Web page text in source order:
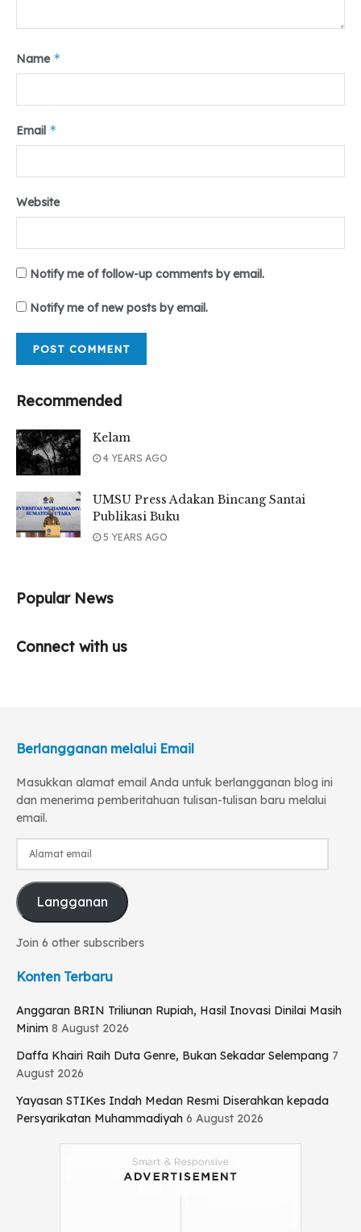
Name *
Email *
Website
Notify me of follow-up comments by email.
Notify me of new posts by email.
Recommended
Kelam
4 YEARS AGO
UMSU Press Adakan Bincang Santai
Publikasi Buku
5 YEARS AGO
Popular News
Connect with us
Berlangganan melalui Email
Masukkan alamat email Anda untuk berlangganan blog ini
dan menerima pemberitahuan tulisan-tulisan baru melalui
email.
Alamat
Langganan
Join 6 other subscribers
Konten Terbaru
Anggaran BRIN Triliunan Rupiah, Hasil Inovasi Dinilai Masih
Minim 8 August 2026
Daffa Khairi Raih Duta Genre, Bukan Sekadar Selempang 7
August 2026
Yayasan STIKes Indah Medan Resmi Diserahkan kepada
Persyarikatan Muhammadiyah 6 August 2026